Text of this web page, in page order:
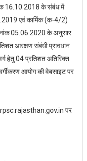
16.10.2018 के संबंध में
एवं कार्मिक (क-4/2)
05.06.2020 के अनुसार
आरक्षण संबंधी प्रावधान
हेतु 04 प्रतिशत अतिरिक्त
आयोग की वेबसाइट पर
पर